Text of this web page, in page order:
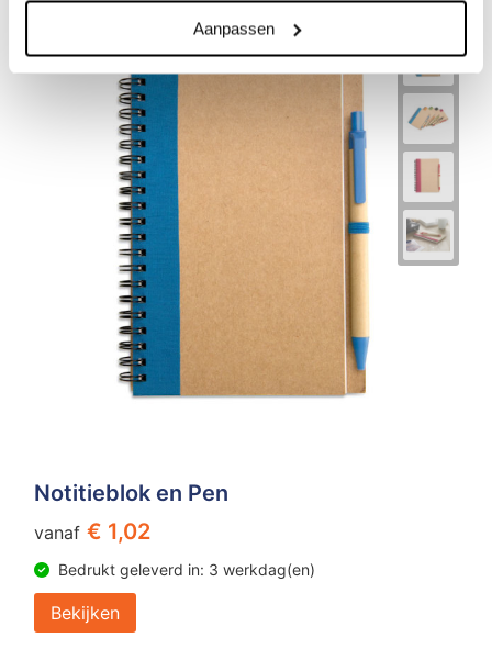
Aanpassen
Notitieblok en Pen
vanaf € 1,02
Bedrukt geleverd in: 3 werkdag(en)
Bekijken